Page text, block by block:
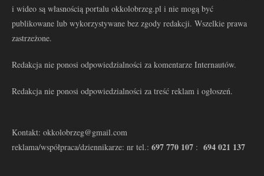
i wideo są własnością portalu okkolobrzeg.pl i nie mogą być
publikowane lub wykorzystywane bez zgody redakcji. Wszelkie prawa
zastrzeżone.
Redakcja nie ponosi odpowiedzialności za komentarze Internautów.
Redakcja nie ponosi odpowiedzialności za treść reklam i ogłoszeń.
Kontakt: okkolobrzeg@gmail.com
reklama/współpraca/dziennikarze: nr tel.: 697 770 107 : 694 021 137